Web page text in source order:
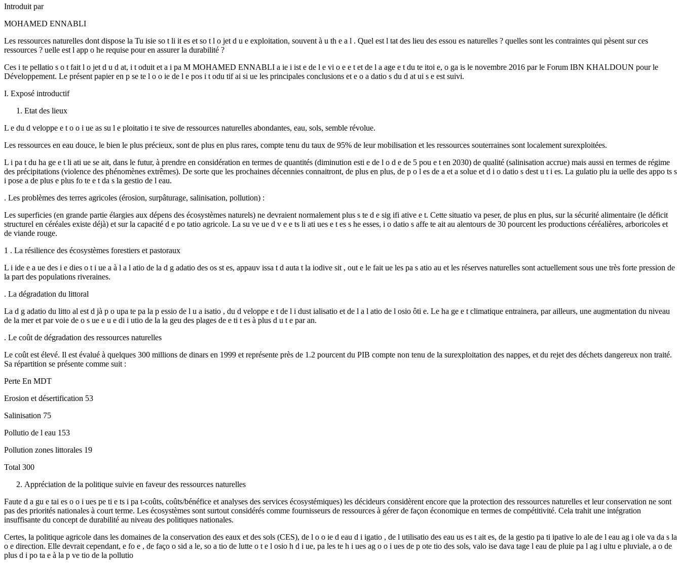
Introduit par
MOHAMED ENNABLI
Les ressources naturelles dont dispose la Tu isie so t li it es et so t l o jet d u e exploitation, souvent à u th e a l . Quel est l tat des lieu des essou es naturelles ? quelles sont les contraintes qui pèsent sur ces
ressources ? uelle est l app o he requise pour en assurer la durabilité ?
Ces i te pellatio s o t fait l o jet d u d at, i t oduit et a i pa M MOHAMED ENNABLI a ie i ist e de l e vi o e e t et de l a age e t du te itoi e, o ga is le novembre 2016 par le Forum IBN KHALDOUN pour le
Développement. Le présent papier en p se te l o o ie de l e pos i t odu tif ai si ue les principales conclusions et e o a datio s du d at ui s e est suivi.
I. Exposé introductif
Etat des lieux
L e du d veloppe e t o o i ue as su l e ploitatio i te sive de ressources naturelles abondantes, eau, sols, semble révolue.
Les ressources en eau douce, le bien le plus précieux, sont de plus en plus rares, compte tenu du taux de 95% de leur mobilisation et les ressources souterraines sont localement surexploitées.
L i pa t du ha ge e t li ati ue se ait, dans le futur, à prendre en considération en termes de quantités (diminution esti e de l o d e de 5 pou e t en 2030) de qualité (salinisation accrue) mais aussi en termes de régime
des précipitations (violence des phénomènes extrêmes). De sorte que les prochaines décennies connaitront, de plus en plus, de p o l es de a et a solue et d i o datio s dest u t i es. La gulatio plu ia uelle des appo ts s
i pose a de plus e plus fo te e t da s la gestio de l eau.
. Les problèmes des terres agricoles (érosion, surpâturage, salinisation, pollution) :
Les superficies (en grande partie élargies aux dépens des écosystèmes naturels) ne devraient normalement plus s te d e sig ifi ative e t. Cette situatio va peser, de plus en plus, sur la sécurité alimentaire (le déficit
structurel en céréales existe déjà) et sur la capacité d e po tatio agricole. La su ve ue d v e e ts li ati ues e t es s he esses, i o datio s affe te ait au alentours de 30 pourcent les productions céréalières, arboricoles et
de viande rouge.
1 . La résilience des écosystèmes forestiers et pastoraux
L i ide e a ue des i e dies o t i ue a à l a l atio de la d g adatio des os st es, appauv issa t d auta t la iodive sit , out e le fait ue les pa s atio au et les réserves naturelles sont actuellement sous une très forte pression de
la part des populations riveraines.
. La dégradation du littoral
La d g adatio du litto al est d jà p o upa te pa la p essio de l u a isatio , du d veloppe e t de l i dust ialisatio et de l a l atio de l osio ôti e. Le ha ge e t climatique entrainera, par ailleurs, une augmentation du niveau
de la mer et par voie de o s ue e u e di i utio de la la geu des plages de e ti t es à plus d u t e par an.
. Le coût de dégradation des ressources naturelles
Le coût est élevé. Il est évalué à quelques 300 millions de dinars en 1999 et représente près de 1.2 pourcent du PIB compte non tenu de la surexploitation des nappes, et du rejet des déchets dangereux non traité.
Sa répartition se présente comme suit :
Perte En MDT
Erosion et désertification 53
Salinisation 75
Pollutio de l eau 153
Pollution zones littorales 19
Total 300
Appréciation de la politique suivie en faveur des ressources naturelles
Faute d a gu e tai es o o i ues pe ti e ts i pa t-coûts, coûts/bénéfice et analyses des services écosystémiques) les décideurs considèrent encore que la protection des ressources naturelles et leur conservation ne sont
pas des priorités nationales à court terme. Les écosystèmes sont surtout considérés comme fournisseurs de ressources à gérer de façon économique en termes de compétitivité. Cela trahit une intégration
insuffisante du concept de durabilité au niveau des politiques nationales.
Certes, la politique agricole dans les domaines de la conservation des eaux et des sols (CES), de l o o ie d eau d i igatio , de l utilisatio des eau us es t ait es, de la gestio pa ti ipative lo ale de l eau ag i ole va da s la
o e direction. Elle devrait cependant, e fo e , de faço o sid a le, so a tio de lutte o t e l osio h d i ue, pa les te h i ues ag o o i ues de p ote tio des sols, valo ise dava tage l eau de pluie pa l ag i ultu e pluviale, a o de
plus d i po ta e à la p ve tio de la pollutio